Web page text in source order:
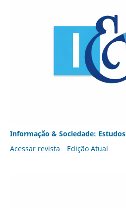
Informação & Sociedade: Estudos
Acessar revista
Edição Atual